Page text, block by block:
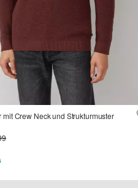
mit Crew Neck und Strukturmuster